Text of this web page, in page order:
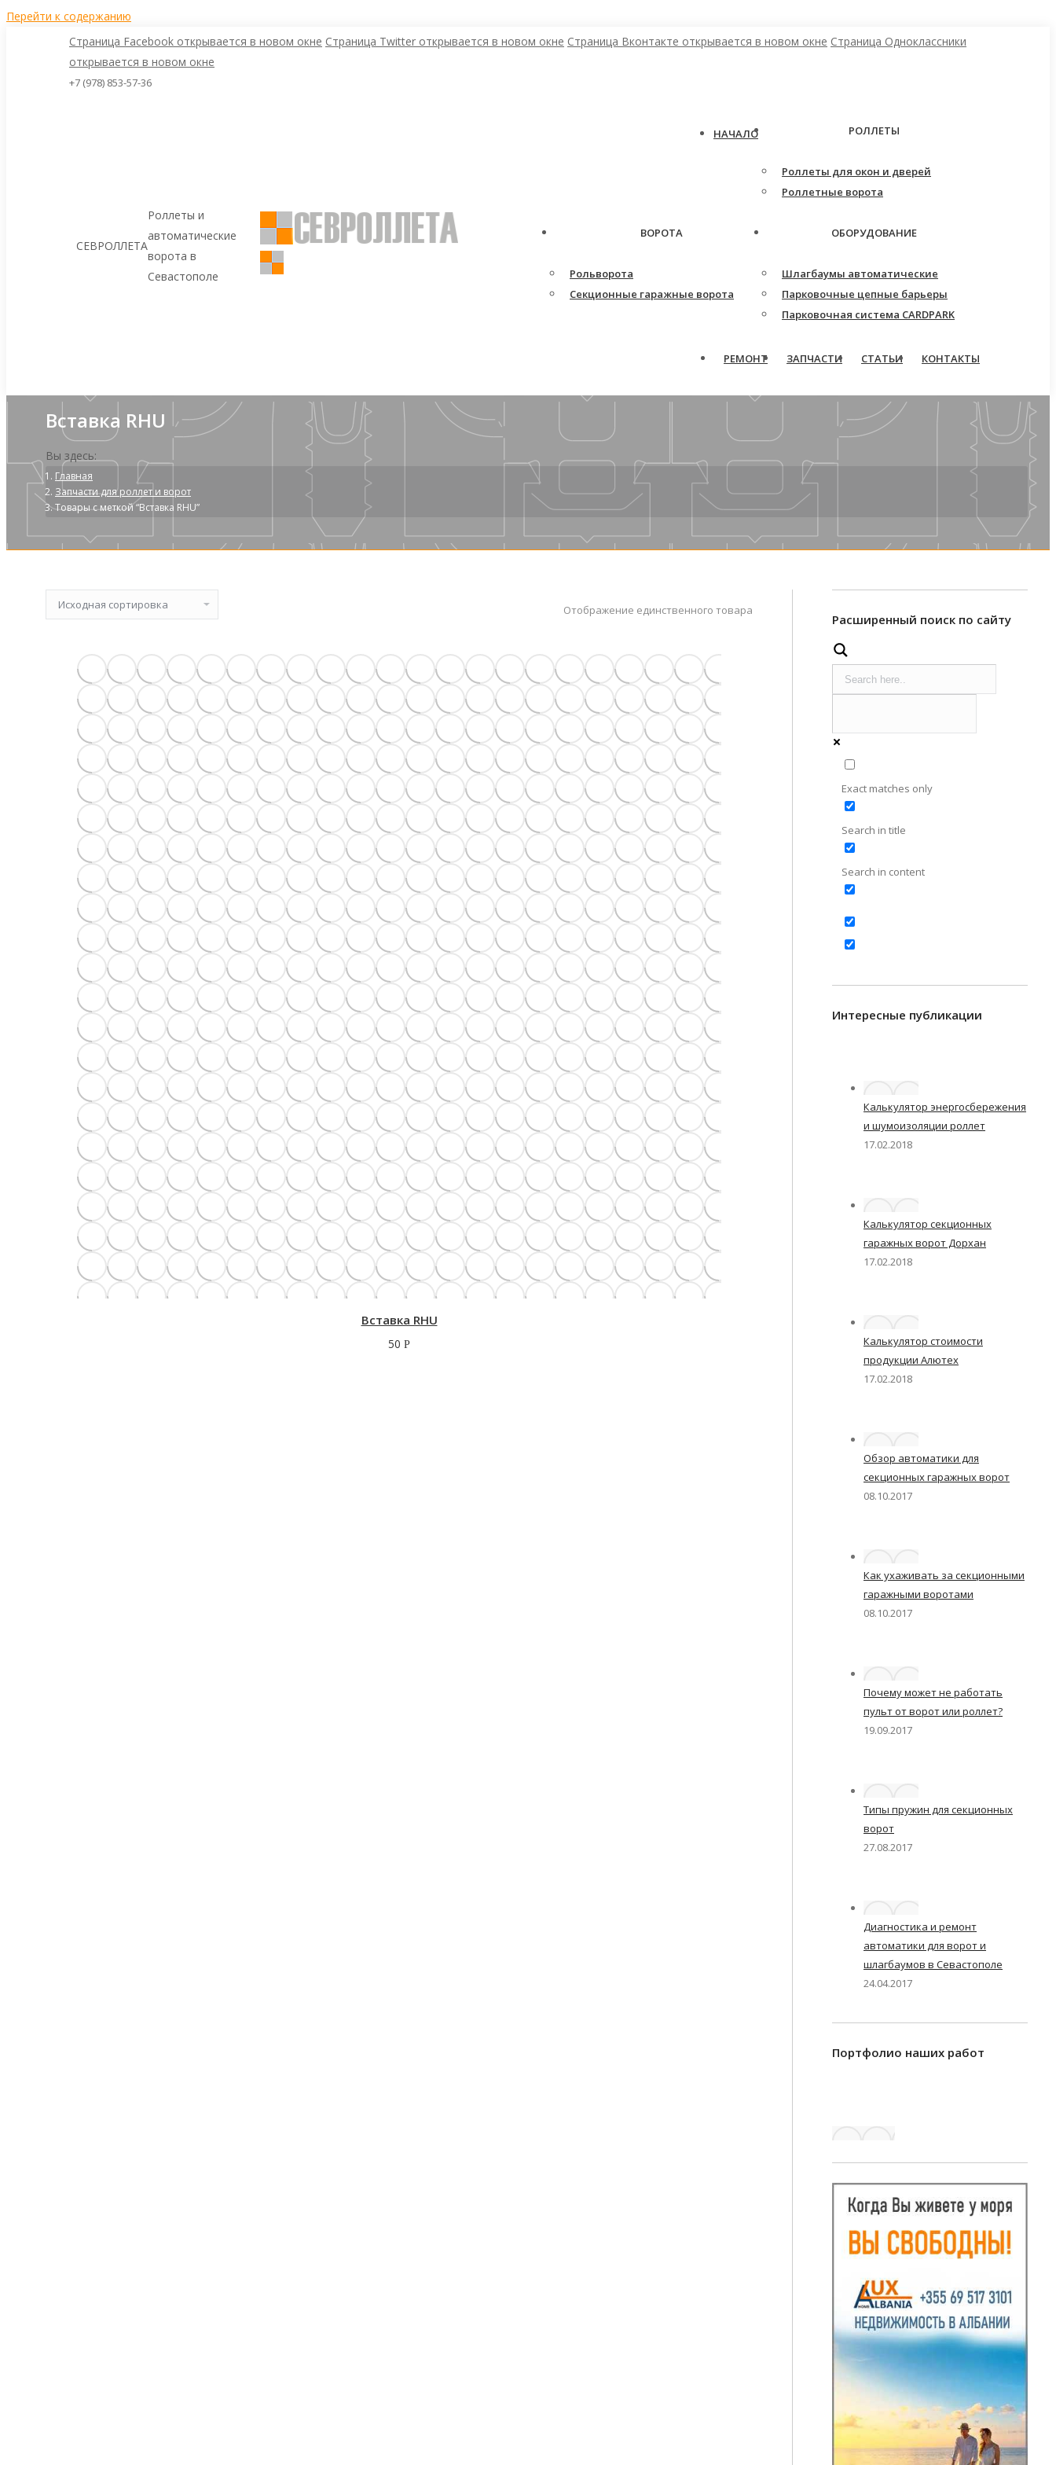
Перейти к содержанию
Страница Facebook открывается в новом окне Страница Twitter открывается в новом окне Страница Вконтакте открывается в новом окне Страница Одноклассники
открывается в новом окне
+7 (978) 853-57-36
СЕВРОЛЛЕТА
Роллеты и
автоматические
ворота в
Севастополе
НАЧАЛО РОЛЛЕТЫ
Роллеты для окон и дверей
Роллетные ворота
ВОРОТА
Рольворота
Секционные гаражные ворота
ОБОРУДОВАНИЕ
Шлагбаумы автоматические
Парковочные цепные барьеры
Парковочная система CARDPARK
РЕМОНТ ЗАПЧАСТИ СТАТЬИ КОНТАКТЫ
Вставка RHU
Вы здесь:
Главная
Запчасти для роллет и ворот
Товары с меткой “Вставка RHU”
Отображение единственного товара
Вставка RHU
50 Р
Расширенный поиск по сайту
Exact matches only
Search in title
Search in content
Интересные публикации
Калькулятор энергосбережения
и шумоизоляции роллет
17.02.2018
Калькулятор секционных
гаражных ворот Дорхан
17.02.2018
Калькулятор стоимости
продукции Алютех
17.02.2018
Обзор автоматики для
секционных гаражных ворот
08.10.2017
Как ухаживать за секционными
гаражными воротами
08.10.2017
Почему может не работать
пульт от ворот или роллет?
19.09.2017
Типы пружин для секционных
ворот
27.08.2017
Диагностика и ремонт
автоматики для ворот и
шлагбаумов в Севастополе
24.04.2017
Портфолио наших работ